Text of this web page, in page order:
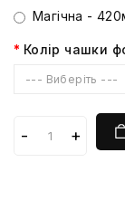
Магічна -
Колір чашки
--- Виберіть ---